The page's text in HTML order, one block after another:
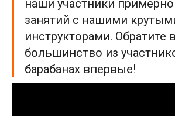
наши участники
занятий c нашими
инструкторами. Обратите
большинство из
барабанах впервые!